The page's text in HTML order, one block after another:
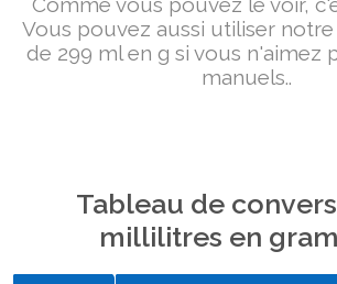
Vous pouvez aussi utiliser
de 299 ml en g si vous n'aimez
manuels..
Tableau de
millilitres en